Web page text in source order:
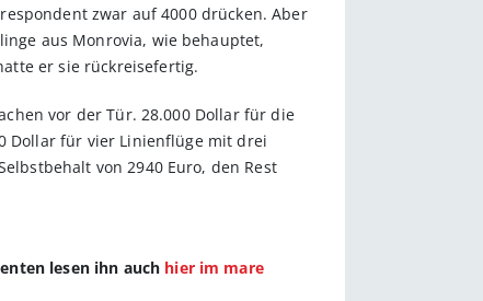
zwar auf 4000 drücken. Aber
aus Monrovia, wie behauptet,
er sie rückreisefertig.
vor der Tür. 28.000 Dollar für die
Dollar für vier Linienflüge mit drei
von 2940 Euro, den Rest
lesen ihn auch hier im mare